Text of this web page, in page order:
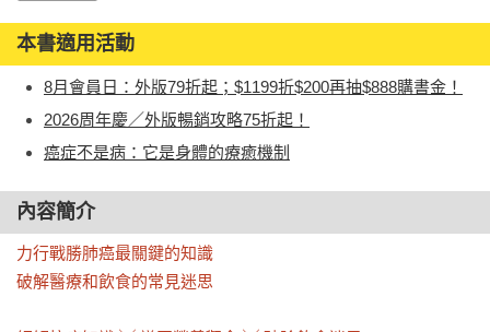
本書適用活動
8月會員日：外版79折起；$1199折$200再抽$888購書金！
2026周年慶／外版暢銷攻略75折起！
癌症不是病：它是身體的療癒機制
內容簡介
力行戰勝肺癌最關鍵的知識
破解醫療和飲食的常見迷思